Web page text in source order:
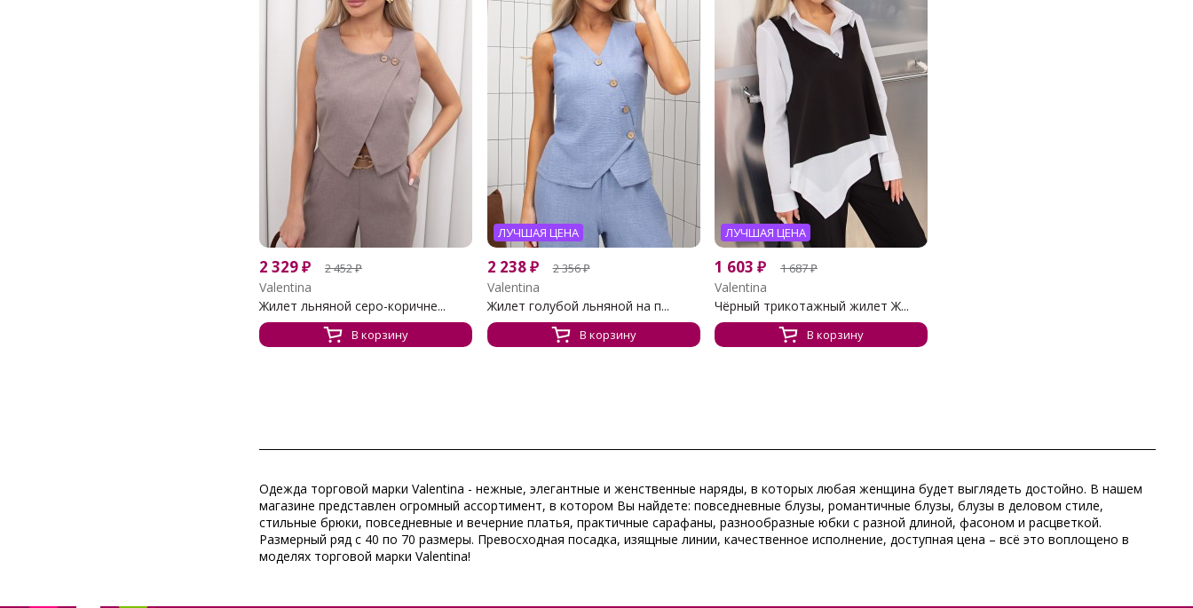
2 329₽ 2 452₽
Valentina
Жилет льняной серо-коричне...
В корзину
ЛУЧШАЯ ЦЕНА
2 238₽ 2 356₽
Valentina
Жилет голубой льняной на п...
В корзину
ЛУЧШАЯ ЦЕНА
1 603 ₽ 1 687₽
Valentina
Чёрный трикотажный жилет Ж...
В корзину
Одежда торговой марки Valentina - нежные, элегантные и женственные наряды, в которых любая женщина будет выглядеть достойно. В нашем
магазине представлен огромный ассортимент, в котором Вы найдете: повседневные блузы, романтичные блузы, блузы в деловом стиле,
стильные брюки, повседневные и вечерние платья, практичные сарафаны, разнообразные юбки с разной длиной, фасоном и расцветкой.
Размерный ряд с 40 по 70 размеры. Превосходная посадка, изящные линии, качественное исполнение, доступная цена – всё это воплощено в
моделях торговой марки Valentina!